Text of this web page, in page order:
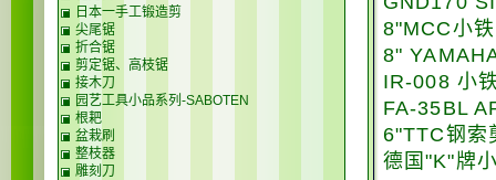
8"MCC小
8"
IR-008 小
FA-35BL
6"TTC钢索
德国"K"牌
日本一手工锻造剪
尖尾锯
折合锯
剪定锯、高枝锯
接木刀
园艺工具小品系列-SABOTEN
根耙
盆栽刷
整枝器
雕刻刀